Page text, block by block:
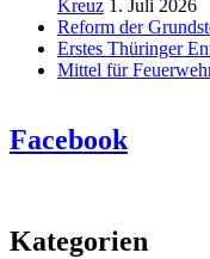
Kreuz 1. Juli 2026
Reform der
Erstes Thüringer
Mittel für
Facebook
Kategorien